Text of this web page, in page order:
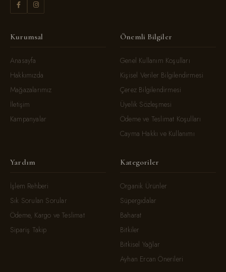
Kurumsal
Anasayfa
Hakkımızda
Mağazalarımız
İletişim
Kampanyalar
Önemli Bilgiler
Genel Kullanım Koşulları
Kişisel Veriler Bilgilendirmesi
Çerez Bilgilendirmesi
Üyelik Sözleşmesi
Ödeme ve Teslimat Koşulları
Cayma Hakkı ve Kullanımı
Yardım
İşlem Rehberi
Sık Sorulan Sorular
Ödeme, Kargo ve Teslimat
Sipariş Takip
Kategoriler
Organik Ürünler
Süpergıdalar
Baharat
Bitkiler
Bitkisel Yağlar
Ayhan Ercan Önerileri